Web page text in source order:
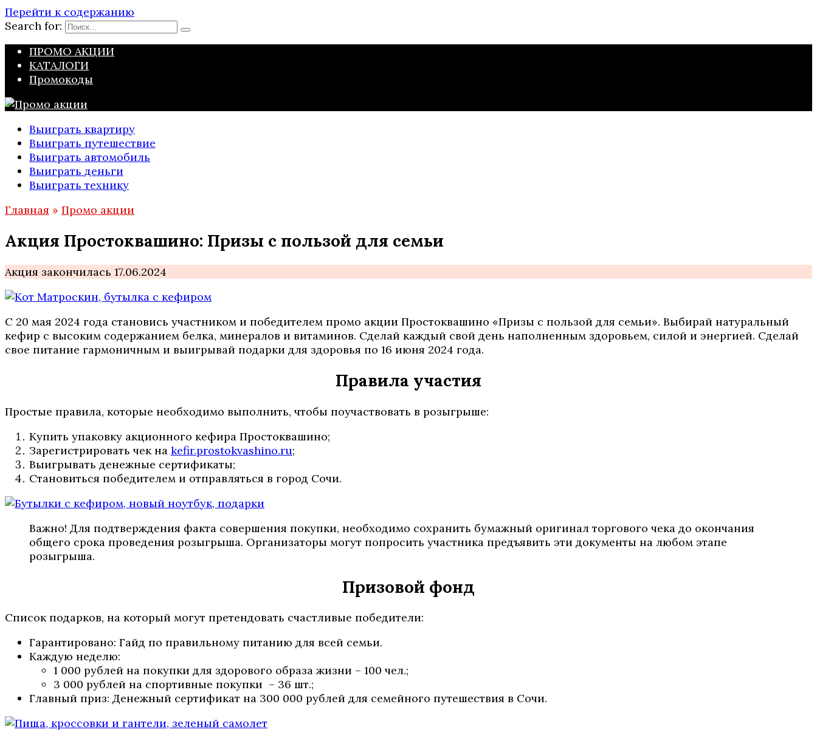
Перейти к содержанию
Search for:
ПРОМО АКЦИИ
КАТАЛОГИ
Промокоды
Выиграть квартиру
Выиграть путешествие
Выиграть автомобиль
Выиграть деньги
Выиграть технику
Главная » Промо акции
Акция Простоквашино: Призы с пользой для семьи
Акция закончилась 17.06.2024
С 20 мая 2024 года становись участником и победителем промо акции Простоквашино «Призы с пользой для семьи». Выбирай натуральный
кефир с высоким содержанием белка, минералов и витаминов. Сделай каждый свой день наполненным здоровьем, силой и энергией. Сделай
свое питание гармоничным и выигрывай подарки для здоровья по 16 июня 2024 года.
Правила участия
Простые правила, которые необходимо выполнить, чтобы поучаствовать в розыгрыше:
Купить упаковку акционного кефира Простоквашино;
Зарегистрировать чек на kefir.prostokvashino.ru;
Выигрывать денежные сертификаты;
Становиться победителем и отправляться в город Сочи.
Важно! Для подтверждения факта совершения покупки, необходимо сохранить бумажный оригинал торгового чека до окончания
общего срока проведения розыгрыша. Организаторы могут попросить участника предъявить эти документы на любом этапе
розыгрыша.
Призовой фонд
Список подарков, на который могут претендовать счастливые победители:
Гарантировано: Гайд по правильному питанию для всей семьи.
Каждую неделю:
1 000 рублей на покупки для здорового образа жизни – 100 чел.;
3 000 рублей на спортивные покупки – 36 шт.;
Главный приз: Денежный сертификат на 300 000 рублей для семейного путешествия в Сочи.